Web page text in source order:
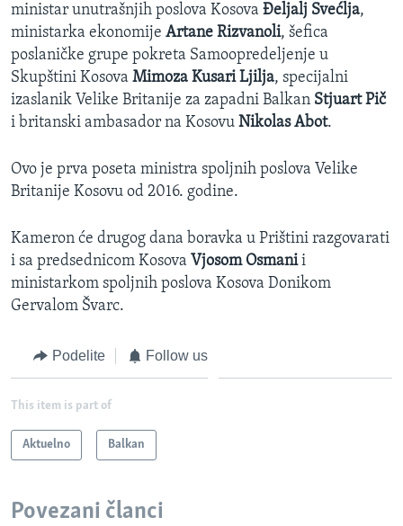
ministar unutrašnjih poslova Kosova Đeljalj Svećlja,
ministarka ekonomije Artane Rizvanoli, šefica
poslaničke grupe pokreta Samoopredeljenje u
Skupštini Kosova Mimoza Kusari Ljilja, specijalni
izaslanik Velike Britanije za zapadni Balkan Stjuart Pič
i britanski ambasador na Kosovu Nikolas Abot.
Ovo je prva poseta ministra spoljnih poslova Velike
Britanije Kosovu od 2016. godine.
Kameron će drugog dana boravka u Prištini razgovarati
i sa predsednicom Kosova Vjosom Osmanii
ministarkom spoljnih poslova Kosova Donikom
Gervalom Švarc.
Podelite Follow us
This item is part of
Aktuelno Balkan
Povezani članci